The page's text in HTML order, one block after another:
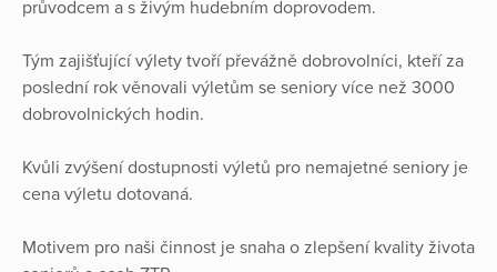
průvodcem a s živým hudebním doprovodem.
Tým zajišťující výlety tvoří převážně dobrovolníci, kteří za
poslední rok věnovali výletům se seniory více než 3000
dobrovolnických hodin.
Kvůli zvýšení dostupnosti výletů pro nemajetné seniory je
cena výletu dotovaná.
Motivem pro naši činnost je snaha o zlepšení kvality života